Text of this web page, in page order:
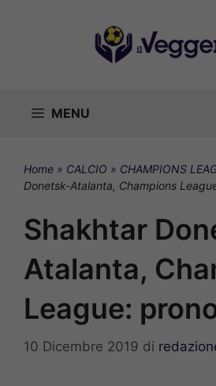
MENU
Home » CALCIO » CHAMPIONS
Donetsk-Atalanta, Champions
Shakhtar
Atalanta,
League:
10 Dicembre 2019 di